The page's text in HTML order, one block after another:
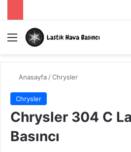
Menü
Anasayfa /Chrysler
Chrysler
Chrysler 304 C
Basıncı